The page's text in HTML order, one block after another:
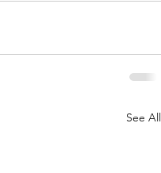
See All